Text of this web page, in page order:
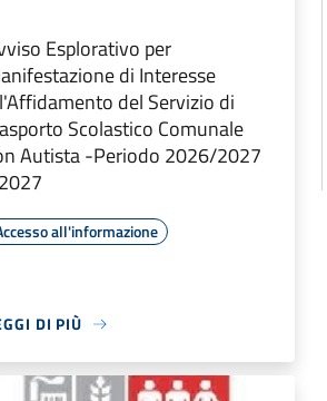
Esplorativo per
di Interesse
del Servizio di
Scolastico Comunale
Autista -Periodo 2026/2027
all'informazione
DI PIÙ